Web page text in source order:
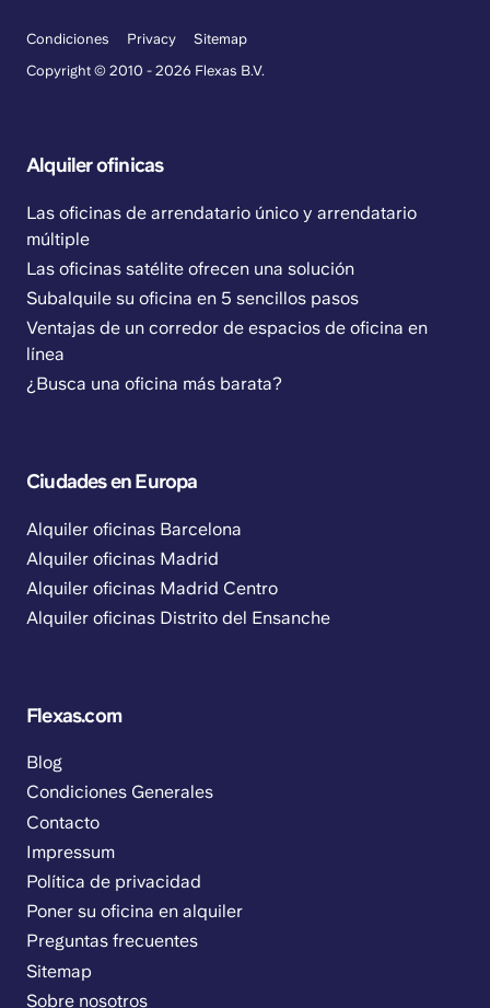
Condiciones Privacy
Sitemap
Copyright © 2010 - 2026 Flexas B.V.
Alquiler ofinicas
Las oficinas de arrendatario único y arrendatario
múltiple
Las oficinas satélite ofrecen una solución
Subalquile su oficina en 5 sencillos pasos
Ventajas de un corredor de espacios de oficina en
línea
¿Busca una oficina más barata?
Ciudades en Europa
Alquiler oficinas Barcelona
Alquiler oficinas Madrid
Alquiler oficinas Madrid Centro
Alquiler oficinas Distrito del Ensanche
Flexas.com
Blog
Condiciones Generales
Contacto
Impressum
Política de privacidad
Poner su oficina en alquiler
Preguntas frecuentes
Sitemap
Sobre nosotros